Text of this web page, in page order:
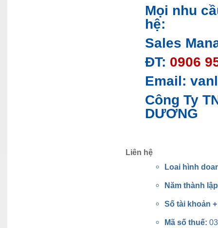
Mọi nhu
hệ:
Sales
ĐT: 0906
Email:
Công Ty
DƯƠNG
Liên hệ
Loai hình
Năm thành
Số tài khoản
Mã số thuế: